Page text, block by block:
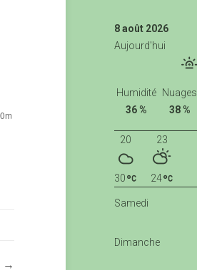
→
8 août 2026
Aujourd'hui
Humidité
36 %
Nuages
38 %
20
30
23
24
Samedi
Dimanche